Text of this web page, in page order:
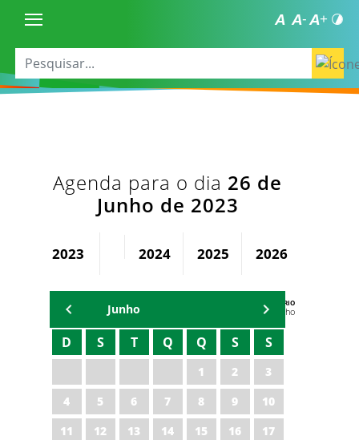
Agenda para o dia 26 de
Junho de 2023
2023 2024 2025 2026
AGENDA DO SECRETÁRIO
Oriel Filho
Junho
D S T Q Q S S
1 2
3
4
5 6 7 8 9
10
11
12 13 14 15 16
17